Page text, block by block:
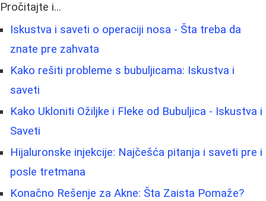
Pročitajte i...
Iskustva i saveti o operaciji nosa - Šta treba da
znate pre zahvata
Kako rešiti probleme s bubuljicama: Iskustva i
saveti
Kako Ukloniti Ožiljke i Fleke od Bubuljica - Iskustva i
Saveti
Hijaluronske injekcije: Najčešća pitanja i saveti pre i
posle tretmana
Konačno Rešenje za Akne: Šta Zaista Pomaže?